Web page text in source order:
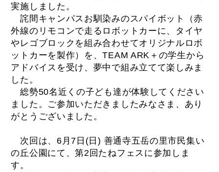
実施しました。
詫間キャンパスお馴染みのスパイボット（赤
外線のリモコンで走るロボットカーに、タイヤ
やレゴブロックを組み合わせてオリジナルロボ
ットカーを製作）を、TEAM ARK＋の学生から
アドバイスを受け、夢中で組み立てて楽しみま
した。
総勢50名近くの子ども達が体験してください
ました。ご参加いただきましたみなさま、あり
がとうございました。
次回は、6月7日(日) 善通寺五岳の里市民集い
の丘公園にて、第2回たねフェスに参加しま
す。